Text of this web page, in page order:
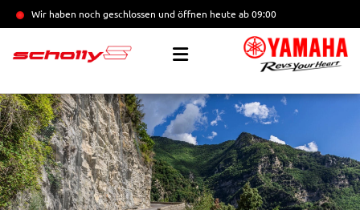
Wir haben noch geschlossen und öffnen heute ab 09:00